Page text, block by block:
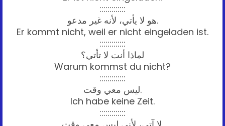
:::::::::::::
هو لا يأتي، لأنه غير مدعو.
Er kommt nicht, weil er nicht eingeladen ist.
:::::::::::::
لماذا أنت لا تأتي؟
Warum kommst du nicht?
:::::::::::::
ليس معي وقت.
Ich habe keine Zeit.
:::::::::::::